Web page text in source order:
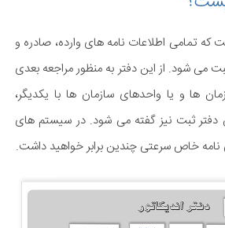
که تمامی اطلاعات نامه های وارده، صادره و
می شود. از این دفتر به منظور مراجعه بعدی
ها و یا واحدهای سازمان ها با یکدیگر،
دفتر ثبت نیز گفته می شود. در سیستم های
نامه خاص سرعتی چندین برابر خواهید داشت.